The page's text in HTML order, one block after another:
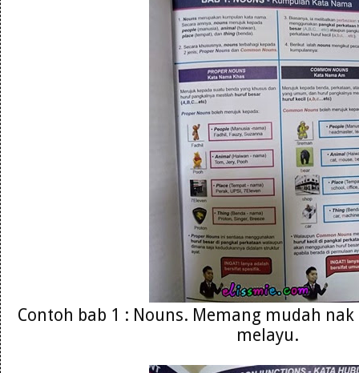
Contoh bab 1 : Nouns. Memang mudah
melayu.